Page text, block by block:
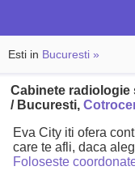
Esti in Bucuresti »
Cabinete radiologie
/ Bucuresti,
Eva City iti ofera
care te afli, daca
Foloseste